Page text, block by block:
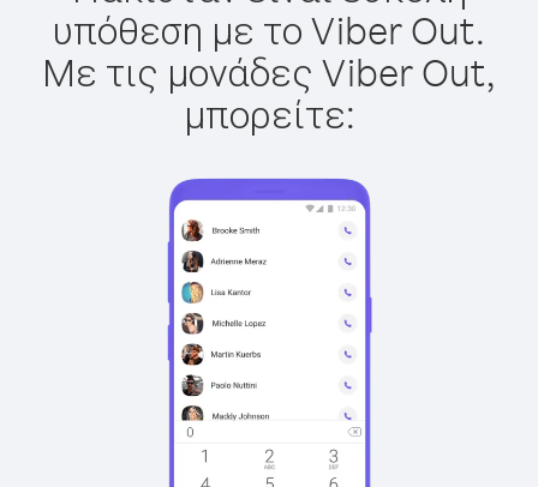
υπόθεση με το Viber Out.
Με τις μονάδες Viber Out,
μπορείτε: